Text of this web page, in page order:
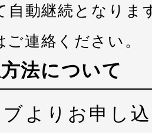
自動継続となりま
ご連絡ください。
法について
よりお申し